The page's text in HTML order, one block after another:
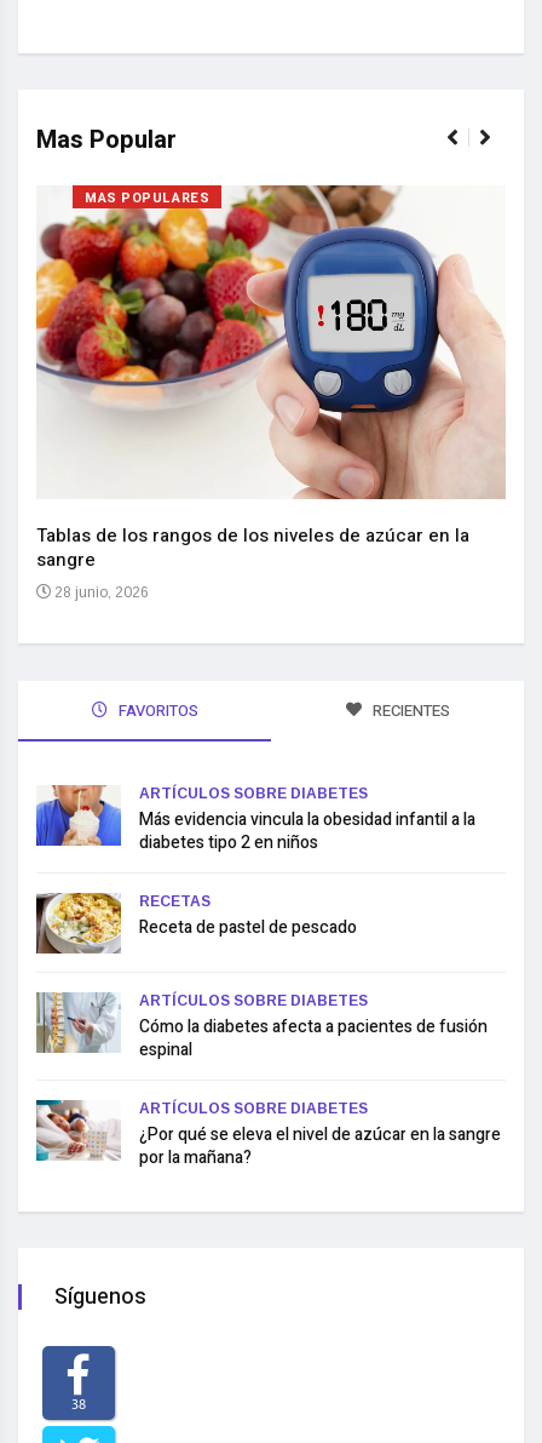
Mas Popular
MAS POPULARES
Tablas de los rangos de los niveles de azúcar en la
sangre
28 junio, 2026
FAVORITOS RECIENTES
ARTÍCULOS SOBRE DIABETES
Más evidencia vincula la obesidad infantil a la
diabetes tipo 2 en niños
RECETAS
Receta de pastel de pescado
ARTÍCULOS SOBRE DIABETES
Cómo la diabetes afecta a pacientes de fusión
espinal
ARTÍCULOS SOBRE DIABETES
¿Por qué se eleva el nivel de azúcar en la sangre
por la mañana?
Síguenos
38